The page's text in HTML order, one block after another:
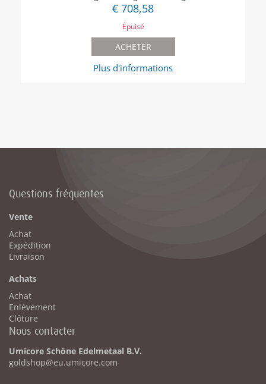
€ 708,58
Épuisé
ACHETER
Plus d'informations
Questions fréquentes
Vente
Achat
Expédition
Livraison
Achats
Achat
Enlèvement
Clôture
Nous contacter
Umicore Schöne Edelmetaal B.V.
goldshop@eu.umicore.com